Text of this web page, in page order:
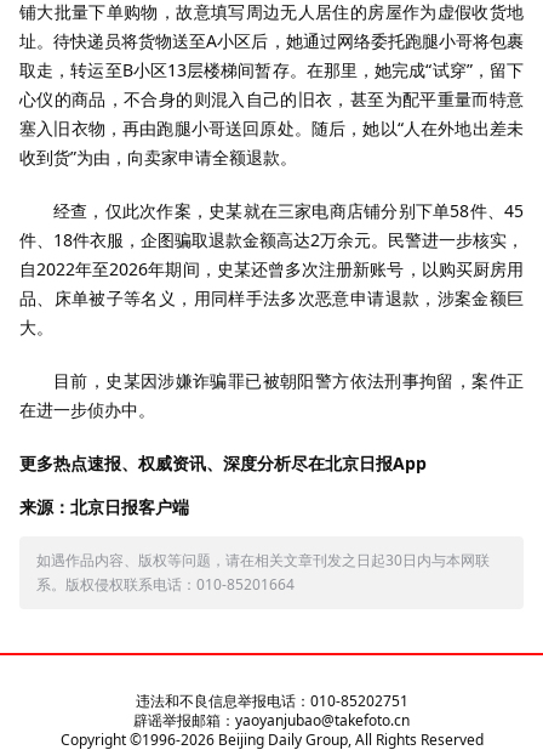
铺大批量下单购物，故意填写周边无人居住的房屋作为虚假收货地
址。待快递员将货物送至A小区后，她通过网络委托跑腿小哥将包裹
取走，转运至B小区13层楼梯间暂存。在那里，她完成“试穿”，留下
心仪的商品，不合身的则混入自己的旧衣，甚至为配平重量而特意
塞入旧衣物，再由跑腿小哥送回原处。随后，她以“人在外地出差未
收到货”为由，向卖家申请全额退款。
经查，仅此次作案，史某就在三家电商店铺分别下单58件、45
件、18件衣服，企图骗取退款金额高达2万余元。民警进一步核实，
自2022年至2026年期间，史某还曾多次注册新账号，以购买厨房用
品、床单被子等名义，用同样手法多次恶意申请退款，涉案金额巨
大。
目前，史某因涉嫌诈骗罪已被朝阳警方依法刑事拘留，案件正
在进一步侦办中。
更多热点速报、权威资讯、深度分析尽在北京日报App
来源：北京日报客户端
如遇作品内容、版权等问题，请在相关文章刊发之日起30日内与本网联
系。版权侵权联系电话：010-85201664
违法和不良信息举报电话：010-85202751
辟谣举报邮箱：yaoyanjubao@takefoto.cn
Copyright ©1996-2026Beijing Daily Group, All Rights Reserved